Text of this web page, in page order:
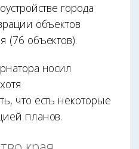
города
объектов
(76 объектов).
носил
что есть некоторые
планов.